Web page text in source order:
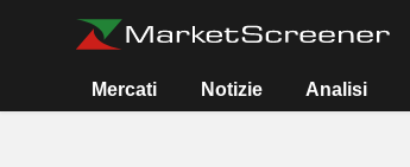
Mercati Notizie Analisi